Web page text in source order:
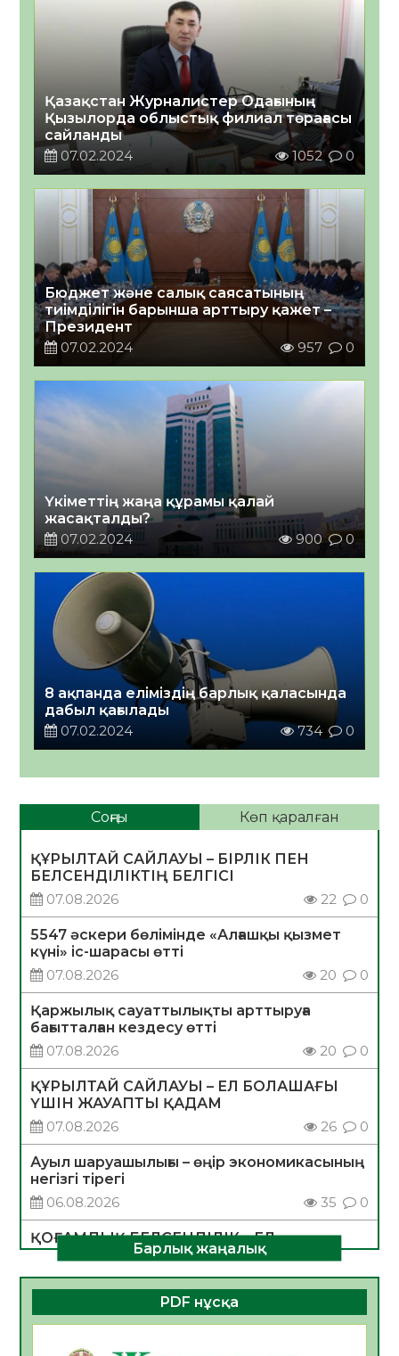
Қазақстан Журналистер Одағының
Қызылорда облыстық филиал төрағасы
сайланды
07.02.2024
1052 0
Бюджет және салық саясатының
тиімділігін барынша арттыру қажет –
Президент
07.02.2024
957 0
Үкіметтің жаңа құрамы қалай
жасақталды?
07.02.2024
900 0
8 ақпанда еліміздің барлық қаласында
дабыл қағылады
07.02.2024
734 0
Соңғы Көп қаралған
ҚҰРЫЛТАЙ САЙЛАУЫ – БІРЛІК ПЕН
БЕЛСЕНДІЛІКТІҢ БЕЛГІСІ
07.08.2026
22 0
5547 әскери бөлімінде «Алғашқы қызмет
күні» іс-шарасы өтті
07.08.2026
20 0
Қаржылық сауаттылықты арттыруға
бағытталған кездесу өтті
07.08.2026
20 0
ҚҰРЫЛТАЙ САЙЛАУЫ – ЕЛ БОЛАШАҒЫ
ҮШІН ЖАУАПТЫ ҚАДАМ
07.08.2026
26 0
Ауыл шаруашылығы – өңір экономикасының
негізгі тірегі
06.08.2026
35 0
ҚОҒАМДЫҚ БЕЛСЕНДІЛІК – ЕЛ
ДАМУЫНЫҢ НЕГІЗІ
06.08.2026
32 0
ҚҰРЫЛТАЙ САЙЛАУЫ – БОЛАШАҚҚА
Барлық жаңалық
PDF нұсқа